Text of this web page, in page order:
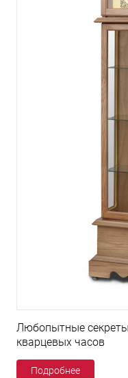
Любопытные
кварцевых часов
Подробнее